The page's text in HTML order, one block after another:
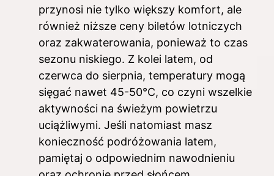
przynosi nie tylko większy komfort, ale
również niższe ceny biletów lotniczych
oraz zakwaterowania, ponieważ to czas
sezonu niskiego. Z kolei latem, od
czerwca do sierpnia, temperatury mogą
sięgać nawet 45-50°C, co czyni wszelkie
aktywności na świeżym powietrzu
uciążliwymi. Jeśli natomiast masz
konieczność podróżowania latem,
pamiętaj o odpowiednim nawodnieniu